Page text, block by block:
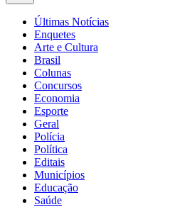
Últimas Notícias
Enquetes
Arte e Cultura
Brasil
Colunas
Concursos
Economia
Esporte
Geral
Polícia
Política
Editais
Municípios
Educação
Saúde